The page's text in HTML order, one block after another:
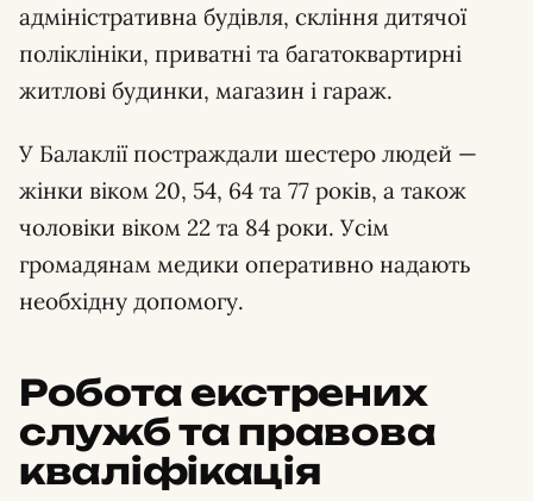
адміністративна будівля, скління дитячої
поліклініки, приватні та багатоквартирні
житлові будинки, магазин і гараж.
У Балаклії постраждали шестеро людей —
жінки віком 20, 54, 64 та 77 років, а також
чоловіки віком 22 та 84 роки. Усім
громадянам медики оперативно надають
необхідну допомогу.
Робота екстрених
служб та правова
кваліфікація